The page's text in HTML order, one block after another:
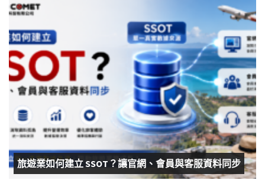
旅遊業如何建立 SSOT？讓官網、會員與客服資料同步